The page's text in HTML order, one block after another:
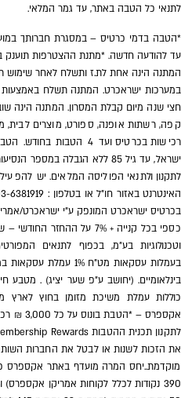
לתנאי כל הטבה באתר, עד גמר המלאי.
עד להודעה חדשה. *מתנת ההצטרפות תוענק
המתנה הינה אחת לת.ז ותשלח לאחר שימוש
במערכות ישראכרט. המתנה תשלח
רכישות בכרטיס ועד 4
לתקנון ולתנאי הפוליסה המלאים. יש
בכרטיס ישראכרט המונפק ע"י ישראכרט/
וטכנולוגיות בע״מ, בכפוף לתנאים
בעמלות עסקאות מט"ח
בינלאומיים. (יחושב ע"פ שער יציג) .
כוללות עמלת משיכת מזומן בחוץ לארץ
את הזכות לשנות או לבטל את החברות